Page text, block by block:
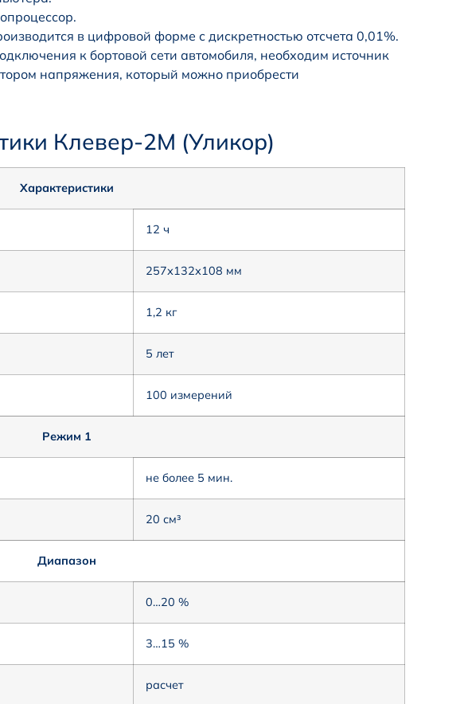
в цифровой форме с дискретностью отсчета 0,01%.
к бортовой сети автомобиля, необходим источник
напряжения, который можно приобрести
Клевер-2М (Уликор)
Характеристики
12 ч
257х132х108 мм
1,2 кг
5 лет
100 измерений
Режим 1
не более 5 мин.
20 см³
Диапазон
0…20 %
3…15 %
расчет